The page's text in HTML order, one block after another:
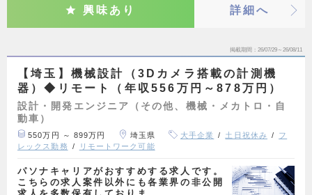
興味あり 詳細へ
掲載期間 26/07/29～26/08/11
【埼玉】機械設計（3Dカメラ搭載の計測機
器）◆リモート（年収556万円～878万円）
設計・開発エンジニア（その他、機械・メカトロ・自
動車）
550万円 ～ 899万円 埼玉県 大手企業 土日祝休み
フ
レックス勤務
リモートワーク可能
パソナキャリアがおすすめする求人です。
こちらの求人案件以外にも各業界の非公開